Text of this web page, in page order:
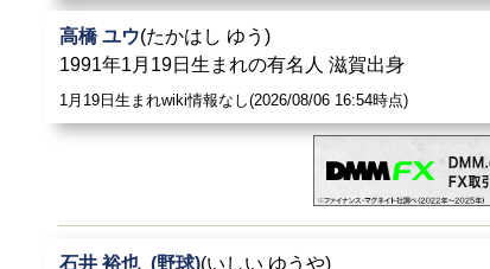
高橋 ユウ(たかはし ゆう)
1991年1月19日生まれの有名人 滋賀出身
1月19日生まれwiki情報なし(2026/08/06 16:54時点)
石井 裕也_(野球)(いしい ゆうや)